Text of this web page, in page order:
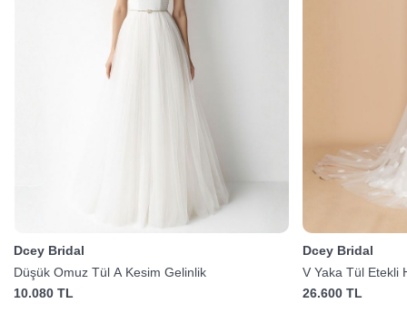
Dcey Bridal
Düşük Omuz Tül A Kesim Gelinlik
10.080 TL
Dcey Bridal
V Yaka Tül Etekli
26.600 TL